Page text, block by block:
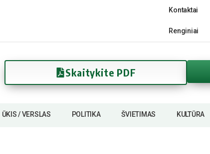
Kontaktai
Renginiai
Skaitykite PDF
ŪKIS / VERSLAS POLITIKA ŠVIETIMAS KULTŪRA